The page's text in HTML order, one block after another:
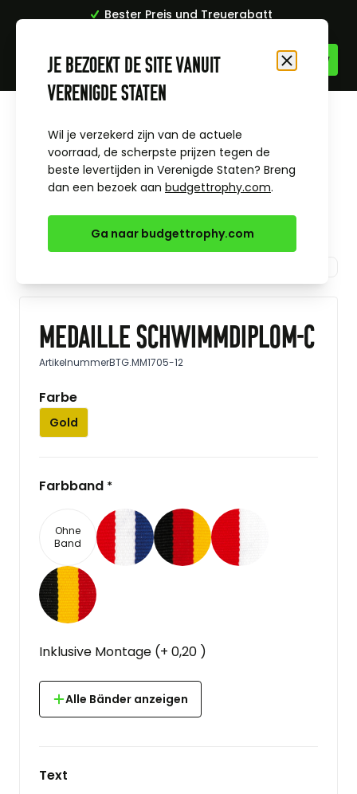
Bester Preis und Treuerabatt
Topqualität
Schwimmen
Medaille Schwimmdiplom-C
Medaille Schwimmdiplom-C
ArtikelnummerBTG.MM1705-12
Farbe
Gold
Farbband *
Ohne
Band
Inklusive Montage (+ 0,20 )
Alle Bänder anzeigen
Text
Je bezoekt de site vanuit
Verenigde Staten
Schließen
Wil je verzekerd zijn van de actuele
voorraad, de scherpste prijzen tegen de
beste levertijden in Verenigde Staten? Breng
dan een bezoek aan budgettrophy.com.
Ga naar budgettrophy.com